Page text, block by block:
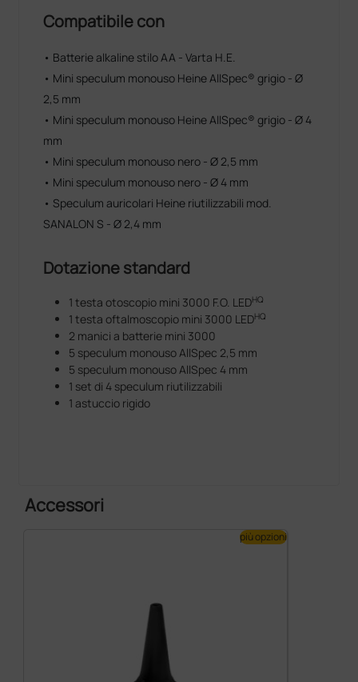
chiara con riflessi minimi
5 diversi diaframmi. Tutte le funzioni più
importanti inclusa stellina di fissazione e filtro
Range di correzione 18 lenti da -20 D a +20 D
Facilità di utilizzo: oftalmoscopia senza
dilatazione delle pupille
visite domiciliari.
Compatibile con
• Batterie alkaline stilo AA - Varta H.E.
• Mini speculum monouso Heine AllSpec® grigio - Ø
2,5 mm
• Mini speculum monouso Heine AllSpec® grigio - Ø 4
mm
• Mini speculum monouso nero - Ø 2,5 mm
• Mini speculum monouso nero - Ø 4 mm
• Speculum auricolari Heine riutilizzabili mod.
SANALON S - Ø 2,4 mm
Dotazione standard
1 testa otoscopio mini 3000 F.O. LEDHQ
1 testa oftalmoscopio mini 3000 LEDHQ
2 manici a batterie mini 3000
5 speculum monouso AllSpec 2,5 mm
5 speculum monouso AllSpec 4 mm
1 set di 4 speculum riutilizzabili
1 astuccio rigido
Accessori
più opzioni